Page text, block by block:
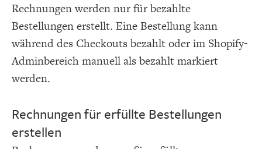
Rechnungen werden nur für bezahlte
Bestellungen erstellt. Eine Bestellung kann
während des Checkouts bezahlt oder im Shopify-
Adminbereich manuell als bezahlt markiert
werden.
Rechnungen für erfüllte Bestellungen
erstellen